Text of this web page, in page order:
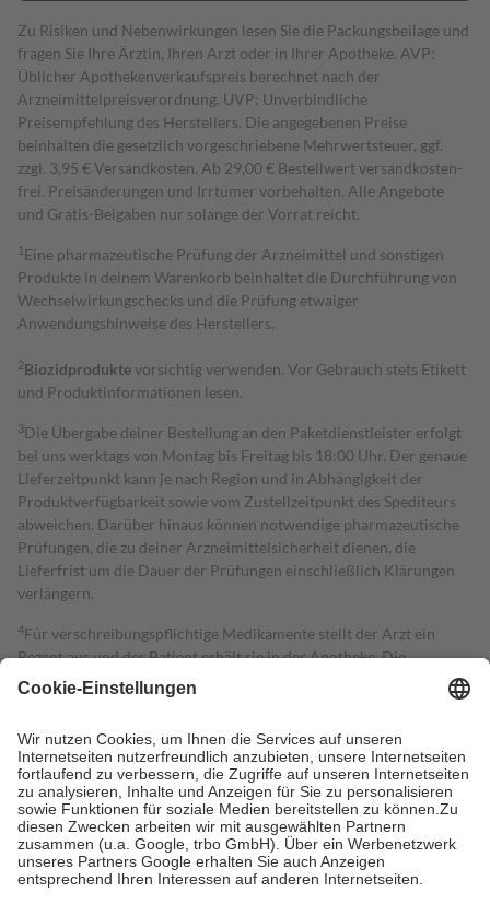
Zu Risiken und Nebenwirkungen lesen Sie die Packungsbeilage und
fragen Sie Ihre Ärztin, Ihren Arzt oder in Ihrer Apotheke. AVP:
Üblicher Apothekenverkaufspreis berechnet nach der
Arzneimittelpreisverordnung. UVP: Unverbindliche
Preisempfehlung des Herstellers. Die angegebenen Preise
beinhalten die gesetzlich vorgeschriebene Mehrwertsteuer, ggf.
zzgl. 3,95 € Versandkosten. Ab 29,00 € Bestell­wert versand­kosten­
frei. Preisänderungen und Irrtümer vorbehalten. Alle Angebote
und Gratis-Beigaben nur solange der Vorrat reicht.
1 Eine pharmazeutische Prüfung der Arzneimittel und sonstigen
Produkte in deinem Warenkorb beinhaltet die Durchführung von
Wechselwirkungschecks und die Prüfung etwaiger
Anwendungshinweise des Herstellers.
2Biozidproduktevorsichtig verwenden. Vor Gebrauch stets Etikett
und Produktinformationen lesen.
3Die Übergabe deiner Bestellung an den Paketdienstleister erfolgt
bei uns werktags von Montag bis Freitag bis 18:00 Uhr. Der genaue
Lieferzeitpunkt kann je nach Region und in Abhängigkeit der
Produktverfügbarkeit sowie vom Zustellzeitpunkt des Spediteurs
abweichen. Darüber hinaus können notwendige pharmazeutische
Prüfungen, die zu deiner Arzneimittelsicherheit dienen, die
Lieferfrist um die Dauer der Prüfungen einschließlich Klärungen
verlängern.
4Für verschreibungspflichtige Medikamente stellt der Arzt ein
Rezept aus und der Patient erhält sie in der Apotheke. Die
gesetzliche Krankenversicherung übernimmt in der Regel die
Kosten dafür, der Versicherte trägt einen Teil davon als Zuzahlung
Grundsätzlich leisten Mitglieder Zuzahlungen in Höhe von zehn
Prozent des Abgabepreises,mindestens jedochfünf Euround
höchstens zehn Euro.Es sind jedoch nie mehr als die tatsächlichen
Kosten der Leistung zu entrichten.
Diese Regeln gelten grundsätzlich auch für Online-Apotheken.
Bei Heilmitteln und häuslicher Krankenpflege beträgt die
Zuzahlung zehn Prozent der Kosten sowie zehn Euro je